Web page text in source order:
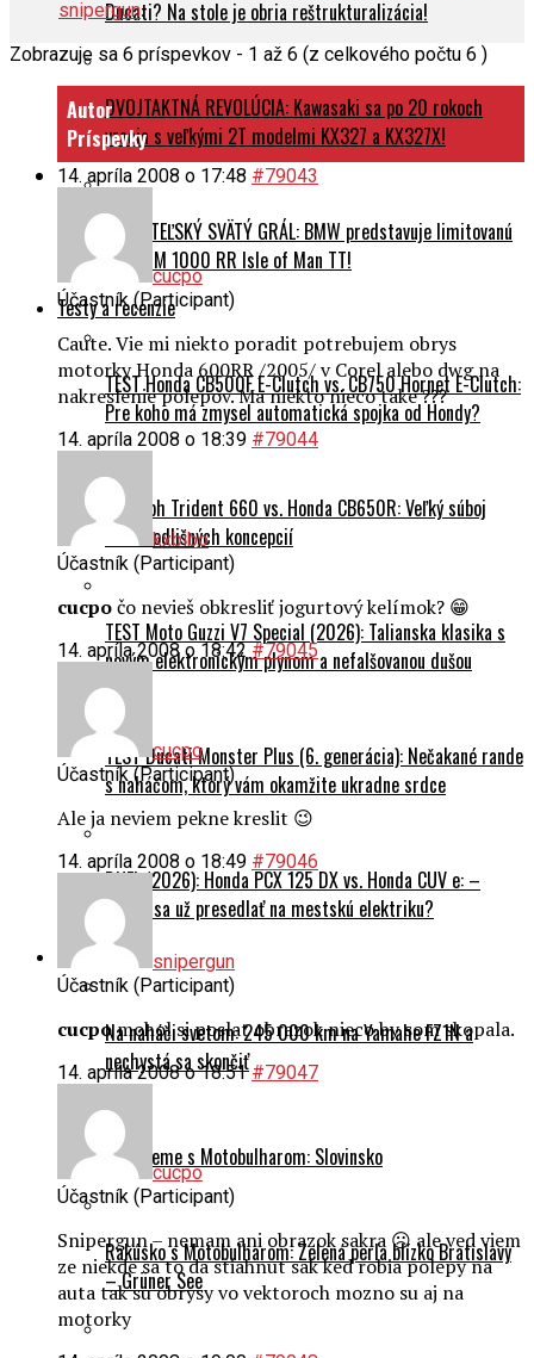
DVOJTAKTNÁ REVOLÚCIA: Kawasaki sa po 20 rokoch
vracia s veľkými 2T modelmi KX327 a KX327X!
ZBERATEĽSKÝ SVÄTÝ GRÁL: BMW predstavuje limitovanú
edíciu M 1000 RR Isle of Man TT!
Testy a recenzie
TEST Honda CB500F E-Clutch vs. CB750 Hornet E-Clutch:
Pre koho má zmysel automatická spojka od Hondy?
dvoch odlišných koncepcií
novým elektronickým plynom a nefalšovanou dušou
TEST Ducati Monster Plus (6. generácia): Nečakané rande
s naháčom, ktorý vám okamžite ukradne srdce
Oplatí sa už presedlať na mestskú elektriku?
Cestovanie
Na naháči svetom: 245 000 km na Yamahe FZ1N a
nechystá sa skončiť
Cestujeme s Motobulharom: Slovinsko
Rakúsko s Motobulharom: Zelená perla blízko Bratislavy
– Grüner See
Cestujeme s Motobulharom: Rakúsko
Zobrazuje sa 6 príspevkov - 1 až 6 (z celkového počtu 6 )
Autor
Príspevky
14. apríla 2008 o 17:48 #79043
cucpo
Účastník (Participant)
Caute. Vie mi niekto poradit potrebujem obrys
motorky Honda 600RR /2005/ v Corel alebo dwg na
nakreslenie polepov. Ma niekto nieco take ???
14. apríla 2008 o 18:39 #79044
kxbibo
Účastník (Participant)
cucpočo nevieš obkresliť jogurtový kelímok? 😁
14. apríla 2008 o 18:42 #79045
Účastník (Participant)
Ale ja neviem pekne kreslit 😉
14. apríla 2008 o 18:49 #79046
snipergun
Účastník (Participant)
cucpomohol si poslat obrazok nieco by som skopala.
14. apríla 2008 o 18:51 #79047
Účastník (Participant)
Snipergun – nemam ani obrazok sakra ☹️ ale ved viem
ze niekde sa to da stiahnut sak ked robia polepy na
auta tak su obrysy vo vektoroch mozno su aj na
motorky
14. apríla 2008 o 19:00